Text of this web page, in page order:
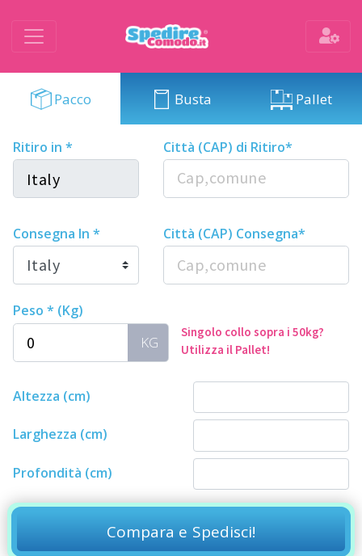
Pacco Busta Pallet
Ritiro in * Città (CAP) di Ritiro*
Consegna In * Città (CAP) Consegna*
Peso * (Kg)
KG
Singolo collo sopra i 50kg?
Utilizza il Pallet!
Altezza (cm)
Larghezza (cm)
Profondità (cm)
Compara e Spedisci!